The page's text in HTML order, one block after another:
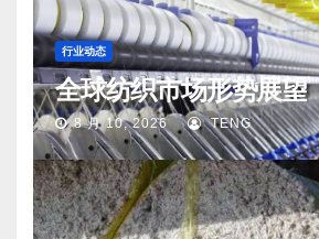
行业动态
全球纺织市场形势展望
8 月 10, 2026 TENG